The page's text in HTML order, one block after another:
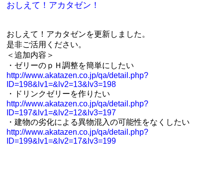
おしえて！アカタゼン！
おしえて！アカタゼンを更新しました。
是非ご活用ください。
＜追加内容＞
・ゼリーのｐＨ調整を簡単にしたい
http://www.akatazen.co.jp/qa/detail.php?
ID=198&lv1=&lv2=13&lv3=198
・ドリンクゼリーを作りたい
http://www.akatazen.co.jp/qa/detail.php?
ID=197&lv1=&lv2=12&lv3=197
・建物の劣化による異物混入の可能性をなくしたい
http://www.akatazen.co.jp/qa/detail.php?
ID=199&lv1=&lv2=17&lv3=199